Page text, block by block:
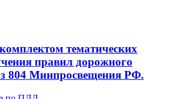
тематических
правил дорожного
804 Минпросвещения РФ.